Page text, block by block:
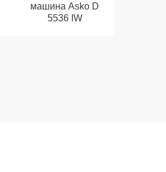
машина Asko D
5536 IW